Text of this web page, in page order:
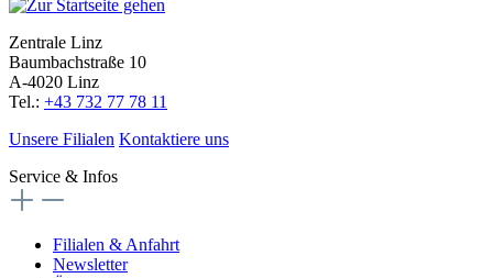
Zentrale Linz
Baumbachstraße 10
A-4020 Linz
Tel.: +43 732 77 78 11
Unsere Filialen Kontaktiere uns
Service & Infos
Filialen & Anfahrt
Newsletter